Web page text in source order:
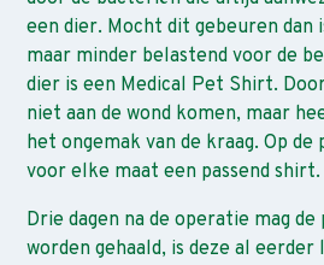
een dier. Mocht dit gebeuren dan
maar minder belastend voor de
dier is een Medical Pet Shirt.
niet aan de wond komen, maar
het ongemak van de kraag. Op
voor elke maat een passend shirt.
Drie dagen na de operatie mag
worden gehaald, is deze al eerder